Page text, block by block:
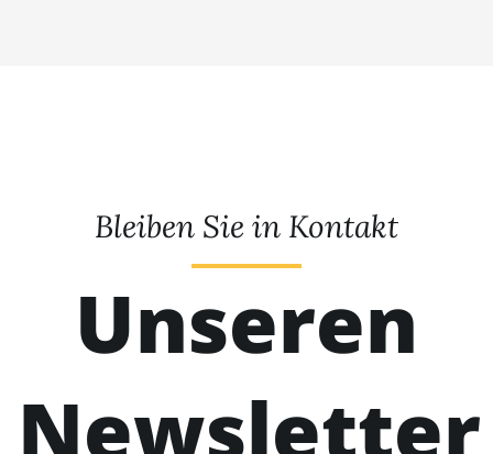
Bleiben Sie in Kontakt
Unseren
Newsletter